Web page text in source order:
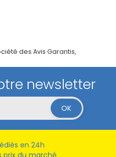
des Avis Garantis,
newsletter
en 24h
prix du marché